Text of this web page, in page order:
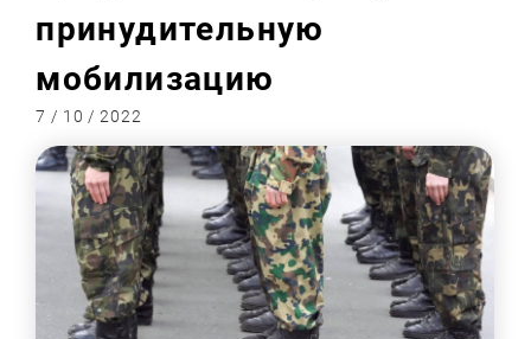
принудительную
мобилизацию
7 / 10 / 2022